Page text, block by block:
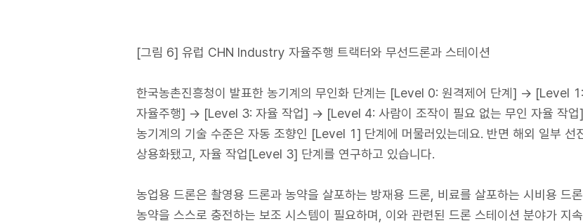
[그림 6] 유럽 CHN Industry 자율주행 트랙터와 무선드론과 스테이션
한국농촌진흥청이 발표한 농기계의 무인화 단계는 [Level 0: 원격제어 단계] → [Level
자율주행] → [Level 3: 자율 작업] → [Level 4: 사람이 조작이 필요 없는 무인 자율 작업]
농기계의 기술 수준은 자동 조향인 [Level 1] 단계에 머물러있는데요. 반면 해외 일부
상용화됐고, 자율 작업[Level 3] 단계를 연구하고 있습니다.
농업용 드론은 촬영용 드론과 농약을 살포하는 방재용 드론, 비료를 살포하는 시비용 드
농약을 스스로 충전하는 보조 시스템이 필요하며, 이와 관련된 드론 스테이션 분야가 지